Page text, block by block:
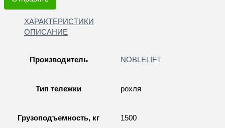
ХАРАКТЕРИСТИКИ
ОПИСАНИЕ
Производитель NOBLELIFT
Тип тележки рохля
Грузоподъемность, кг 1500